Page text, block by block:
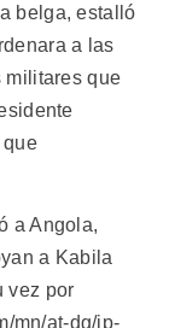
belga, estalló
a las
militares que
que
a Angola,
a Kabila
vez por
mn/at-dg/ip-